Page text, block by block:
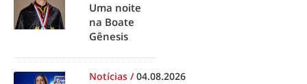
Uma noite
na Boate
Gênesis
Notícias /04.08.2026